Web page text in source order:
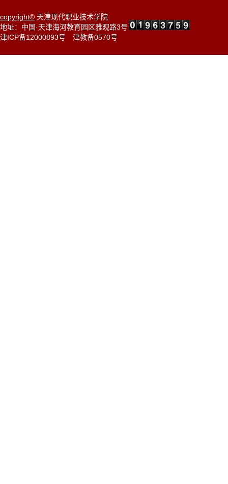
copyright© 天津现代职业技术学院
地址：中国·天津海河教育园区雅观路3号
津ICP备12000893号 津教备0570号